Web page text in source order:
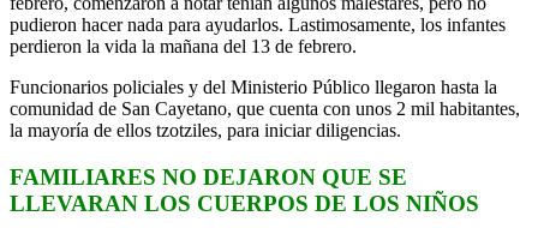
pudieron hacer nada para ayudarlos. Lastimosamente, los infantes
perdieron la vida la mañana del 13 de febrero.
Funcionarios policiales y del Ministerio Público llegaron hasta la
comunidad de San Cayetano, que cuenta con unos 2 mil habitantes,
la mayoría de ellos tzotziles, para iniciar diligencias.
FAMILIARES NO DEJARON QUE SE
LLEVARAN LOS CUERPOS DE LOS NIÑOS